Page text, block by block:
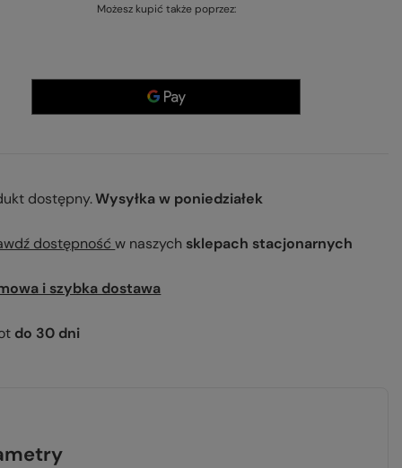
Możesz kupić także poprzez:
dostępny Wysyłkaw poniedziałek
dostępnośćw naszych sklepach stacjonarnych
i szybka dostawa
do 30 dni